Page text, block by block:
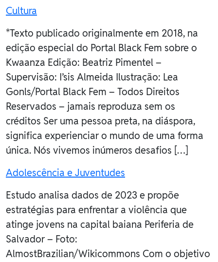
Cultura
*Texto publicado originalmente em 2018, na
edição especial do Portal Black Fem sobre o
Kwaanza Edição: Beatriz Pimentel –
Supervisão: I’sis Almeida Ilustração: Lea
Gonls/Portal Black Fem – Todos Direitos
Reservados – jamais reproduza sem os
créditos Ser uma pessoa preta, na diáspora,
significa experienciar o mundo de uma forma
única. Nós vivemos inúmeros desafios […]
Adolescência e Juventudes
Estudo analisa dados de 2023 e propõe
estratégias para enfrentar a violência que
atinge jovens na capital baiana Periferia de
Salvador – Foto:
AlmostBrazilian/Wikicommons Com o objetivo